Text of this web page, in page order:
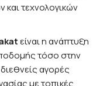
και τεχνολογικών
είναι η ανάπτυξη
τόσο στην
αγορές
με τοπικές